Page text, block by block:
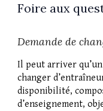
Foire aux
Demande de
Il peut arriver
changer
disponibilité,
d’enseignement,